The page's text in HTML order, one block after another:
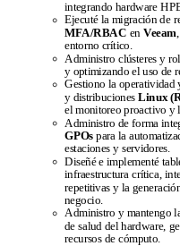
integrando hardware
Ejecuté la migración de
MFA/RBAC en Veeam
entorno crítico.
Administro clústeres y
y optimizando el uso de
Gestiono la operatividad
y distribucionesLinux
el monitoreo proactivo y
Administro de forma
GPOs para la
estaciones y servidores.
Diseñé e implementé
infraestructura crítica,
repetitivas y la
negocio.
Administro y mantengo
de salud del hardware,
recursos de cómputo.